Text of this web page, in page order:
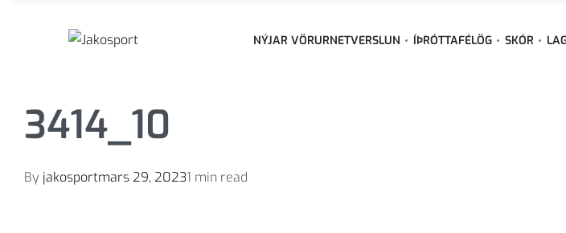
NÝJAR VÖRURNETVERSLUN ÍÞRÓTTAFÉLÖG SKÓR
3414_10
By jakosportmars 29, 20231 min read